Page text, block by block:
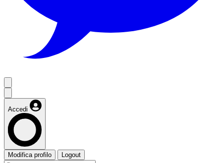
Accedi
Modifica profilo Logout